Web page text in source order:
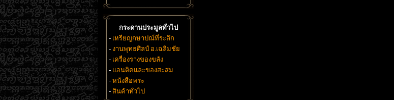
กระดานประมูลทั่วไป
- เหรียญกษาปณ์ที่ระลึก
- งานพุทธศิลป์ อ.เฉลิมชัย
- เครื่องรางของขลัง
- แอนติคและของสะสม
- หนังสือพระ
- สินค้าทั่วไป